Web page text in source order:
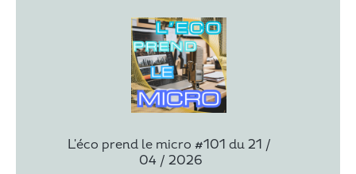
L'éco prend le micro #101 du 21 /
04 / 2026